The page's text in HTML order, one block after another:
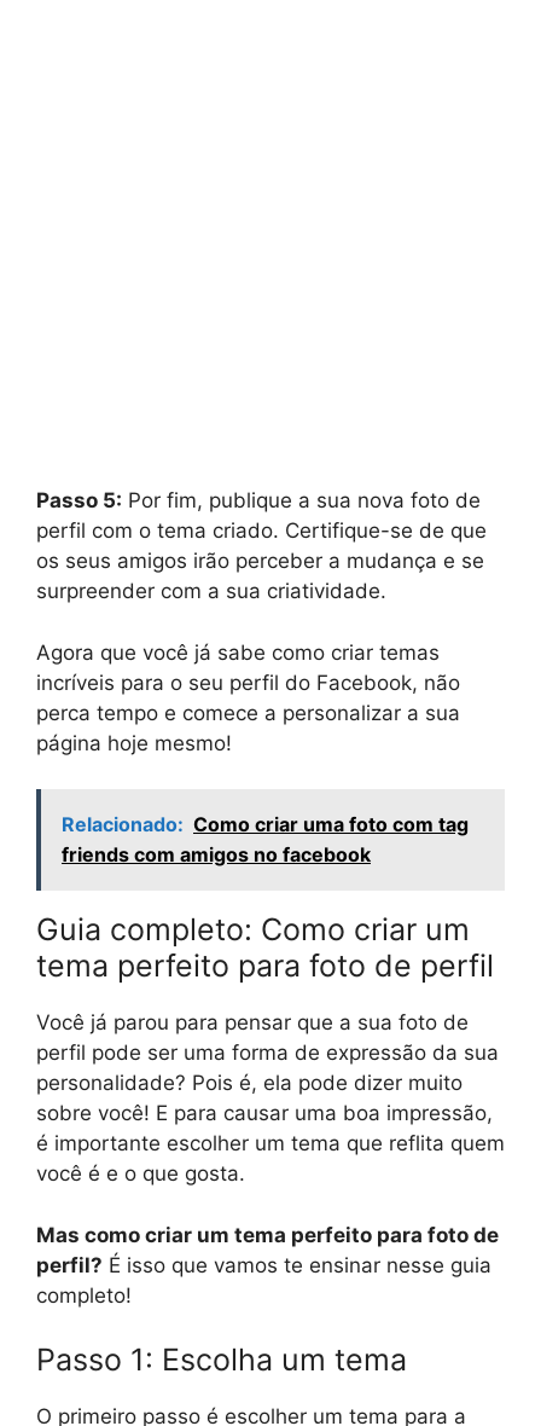
Passo 5: Por fim, publique a sua nova foto de
perfil com o tema criado. Certifique-se de que
os seus amigos irão perceber a mudança e se
surpreender com a sua criatividade.
Agora que você já sabe como criar temas
incríveis para o seu perfil do Facebook, não
perca tempo e comece a personalizar a sua
página hoje mesmo!
Relacionado: Como criar uma foto com tag
friends com amigos no facebook
Guia completo: Como criar um
tema perfeito para foto de perfil
Você já parou para pensar que a sua foto de
perfil pode ser uma forma de expressão da sua
personalidade? Pois é, ela pode dizer muito
sobre você! E para causar uma boa impressão,
é importante escolher um tema que reflita quem
você é e o que gosta.
Mas como criar um tema perfeito para foto de
perfil? É isso que vamos te ensinar nesse guia
completo!
Passo 1: Escolha um tema
O primeiro passo é escolher um tema para a